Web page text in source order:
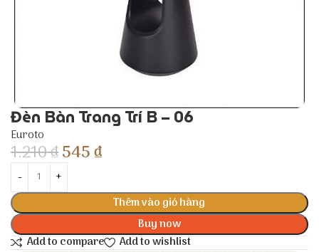
Đèn Bàn Trang Trí B – 06
Euroto
1.210₫545₫
Thêm vào giỏ hàng
Buy now
Add to compare
Add to wishlist